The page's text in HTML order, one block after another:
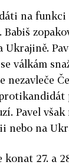
na
Ukrajině.
válkám
nezavleče
Pavel
nebo na
27. a